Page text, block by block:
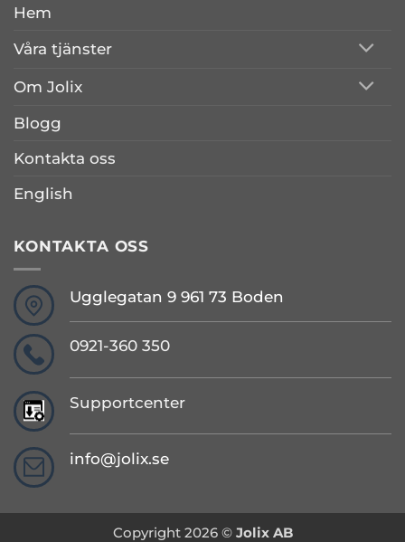
Hem
Våra tjänster
Om Jolix
Blogg
Kontakta oss
English
KONTAKTA OSS
Ugglegatan 9 961 73 Boden
0921-360 350
Supportcenter
info@jolix.se
Copyright 2026 © Jolix AB